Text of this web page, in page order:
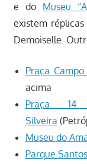
e do Museu
existem
Demoiselle.
Praça
acima
Praça
Silveira
Museu do
Parque